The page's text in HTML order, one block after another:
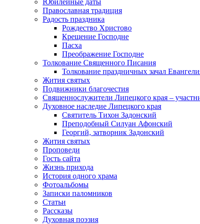
Юбилейные даты
Православная традиция
Радость праздника
Рождество Христово
Крещение Господне
Пасха
Преображение Господне
Толкование Священного Писания
Толкование праздничных зачал
Жития святых
Подвижники благочестия
Священнослужители Липецкого края –
Духовное наследие Липецкого края
Святитель Тихон Задонский
Преподобный Силуан Афонский
Георгий, затворник Задонский
Жития святых
Проповеди
Гость сайта
Жизнь прихода
История одного храма
Фотоальбомы
Записки паломников
Статьи
Рассказы
Духовная поэзия